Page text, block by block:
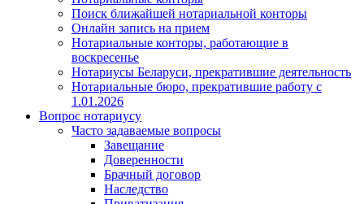
Поиск ближайшей нотариальной конторы
Онлайн запись на прием
Нотариальные конторы, работающие в
воскресенье
Нотариусы Беларуси, прекратившие деятельность
Нотариальные бюро, прекратившие работу с
1.01.2026
Вопрос нотариусу
Часто задаваемые вопросы
Завещание
Доверенности
Брачный договор
Наследство